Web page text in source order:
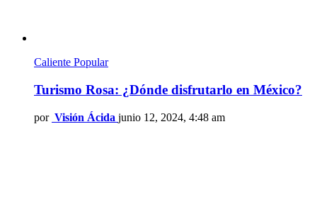
Caliente Popular
Turismo Rosa: ¿Dónde disfrutarlo en México?
por Visión Ácida junio 12, 2024, 4:48 am